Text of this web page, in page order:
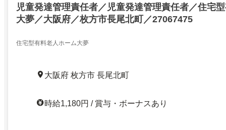
児童発達管理責任者／児童発達管理責任者／住宅
大夢／大阪府／枚方市長尾北町／27067475
住宅型有料老人ホーム大夢
大阪府 枚方市 長尾北町
時給1,180円 / 賞与・ボーナスあり